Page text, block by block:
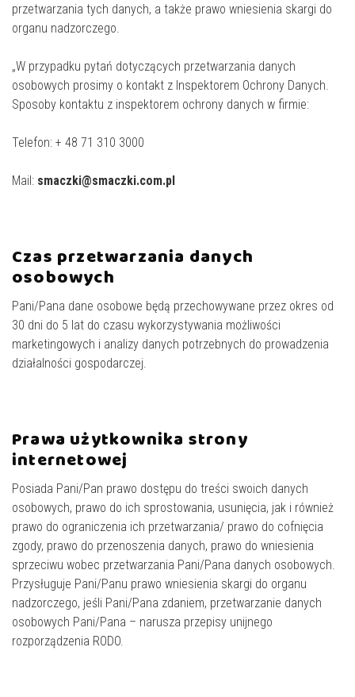
przetwarzania tych danych, a także prawo wniesienia skargi do
organu nadzorczego.
„W przypadku pytań dotyczących przetwarzania danych
osobowych prosimy o kontakt z Inspektorem Ochrony Danych.
Sposoby kontaktu z inspektorem ochrony danych w firmie:
Telefon: + 48 71 310 3000
Mail: smaczki@smaczki.com.pl
Czas przetwarzania danych
osobowych
Pani/Pana dane osobowe będą przechowywane przez okres od
30 dni do 5 lat do czasu wykorzystywania możliwości
marketingowych i analizy danych potrzebnych do prowadzenia
działalności gospodarczej.
Prawa użytkownika strony
internetowej
Posiada Pani/Pan prawo dostępu do treści swoich danych
osobowych, prawo do ich sprostowania, usunięcia, jak i również
prawo do ograniczenia ich przetwarzania/ prawo do cofnięcia
zgody, prawo do przenoszenia danych, prawo do wniesienia
sprzeciwu wobec przetwarzania Pani/Pana danych osobowych.
Przysługuje Pani/Panu prawo wniesienia skargi do organu
nadzorczego, jeśli Pani/Pana zdaniem, przetwarzanie danych
osobowych Pani/Pana – narusza przepisy unijnego
rozporządzenia RODO.